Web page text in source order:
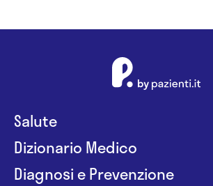
Salute
Dizionario Medico
Diagnosi e Prevenzione